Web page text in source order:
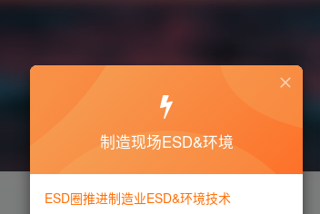
制造现场ESD&环境
ESD圈推进制造业ESD&环境技术